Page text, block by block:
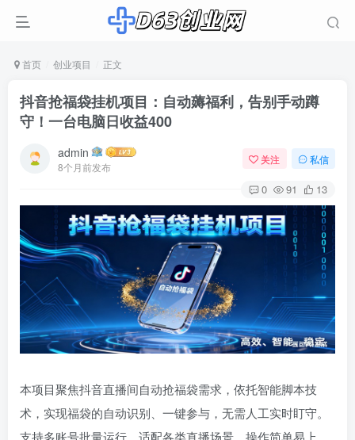
首页 创业项目 正文
抖音抢福袋挂机项目：自动薅福利，告别手动蹲
守！一台电脑日收益400
admin
8个月前发布
关注 私信
0 91 13
本项目聚焦抖音直播间自动抢福袋需求，依托智能脚本技
术，实现福袋的自动识别、一键参与，无需人工实时盯守。
支持多账号批量运行，适配各类直播场景，操作简单易上